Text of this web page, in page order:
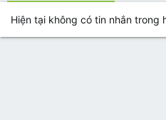
Hiện tại không có tin nhắn trong